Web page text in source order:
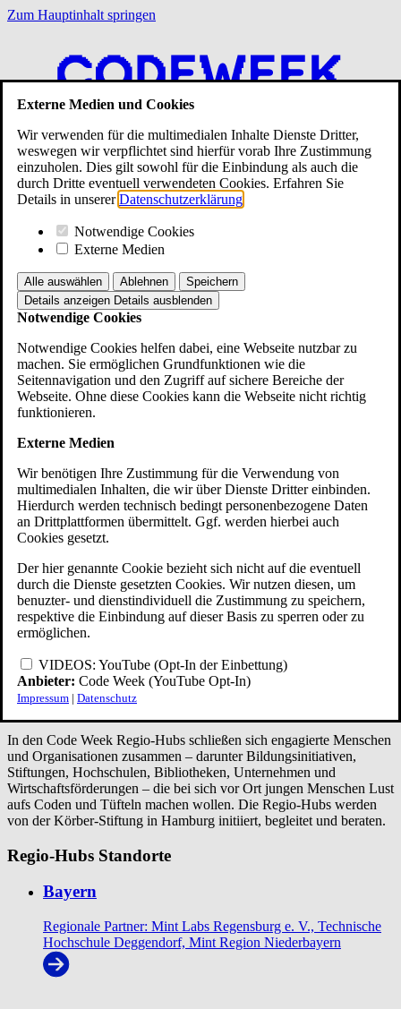
Zum Hauptinhalt springen
Start
Mitmachen
Programm
Community
Regio-Hubs(current)
Für Schulen
Zahlen & Fakten
Regio-Hubs
In den Code Week Regio-Hubs schließen sich engagierte Menschen
und Organisationen zusammen – darunter Bildungsinitiativen,
Stiftungen, Hochschulen, Bibliotheken, Unternehmen und
Wirtschaftsförderungen – die bei sich vor Ort jungen Menschen Lust
aufs Coden und Tüfteln machen wollen. Die Regio-Hubs werden
von der Körber-Stiftung in Hamburg initiiert, begleitet und beraten.
Regio-Hubs Standorte
Bayern
Regionale Partner: Mint Labs Regensburg e. V., Technische
Hochschule Deggendorf, Mint Region Niederbayern
Externe Medien und Cookies
Wir verwenden für die multimedialen Inhalte Dienste Dritter,
weswegen wir verpflichtet sind hierfür vorab Ihre Zustimmung
einzuholen. Dies gilt sowohl für die Einbindung als auch die
durch Dritte eventuell verwendeten Cookies. Erfahren Sie
Details in unsererDatenschutzerklärung
Notwendige Cookies
Externe Medien
Alle auswählen Ablehnen
Speichern
Details anzeigen Details ausblenden
Notwendige Cookies
Notwendige Cookies helfen dabei, eine Webseite nutzbar zu
machen. Sie ermöglichen Grundfunktionen wie die
Seitennavigation und den Zugriff auf sichere Bereiche der
Webseite. Ohne diese Cookies kann die Webseite nicht richtig
funktionieren.
Externe Medien
Wir benötigen Ihre Zustimmung für die Verwendung von
multimedialen Inhalten, die wir über Dienste Dritter einbinden.
Hierdurch werden technisch bedingt personenbezogene Daten
an Drittplattformen übermittelt. Ggf. werden hierbei auch
Cookies gesetzt.
Der hier genannte Cookie bezieht sich nicht auf die eventuell
durch die Dienste gesetzten Cookies. Wir nutzen diesen, um
benuzter- und dienstindividuell die Zustimmung zu speichern,
respektive die Einbindung auf dieser Basis zu sperren oder zu
ermöglichen.
VIDEOS: YouTube (Opt-In der Einbettung)
Anbieter: Code Week (YouTube Opt-In)
Impressum | Datenschutz